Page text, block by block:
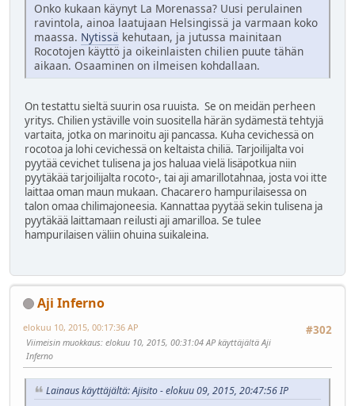
Onko kukaan käynyt La Morenassa? Uusi perulainen
ravintola, ainoa laatujaan Helsingissä ja varmaan koko
maassa. Nytissä kehutaan, ja jutussa mainitaan
Rocotojen käyttö ja oikeinlaisten chilien puute tähän
aikaan. Osaaminen on ilmeisen kohdallaan.
On testattu sieltä suurin osa ruuista. Se on meidän perheen
yritys. Chilien ystäville voin suositella härän sydämestä tehtyjä
vartaita, jotka on marinoitu aji pancassa. Kuha cevichessä on
rocotoa ja lohi cevichessä on keltaista chiliä. Tarjoilijalta voi
pyytää cevichet tulisena ja jos haluaa vielä lisäpotkua niin
pyytäkää tarjoilijalta rocoto-, tai aji amarillotahnaa, josta voi itte
laittaa oman maun mukaan. Chacarero hampurilaisessa on
talon omaa chilimajoneesia. Kannattaa pyytää sekin tulisena ja
pyytäkää laittamaan reilusti aji amarilloa. Se tulee
hampurilaisen väliin ohuina suikaleina.
Aji Inferno
#302
elokuu 10, 2015, 00:17:36 AP
Viimeisin muokkaus: elokuu 10, 2015, 00:31:04 AP käyttäjältä Aji
Inferno
Lainaus käyttäjältä: Ajisito - elokuu 09, 2015, 20:47:56 IP